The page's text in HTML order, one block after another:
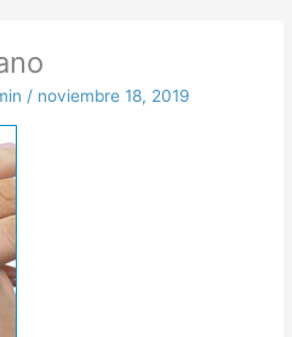
/ noviembre 18, 2019